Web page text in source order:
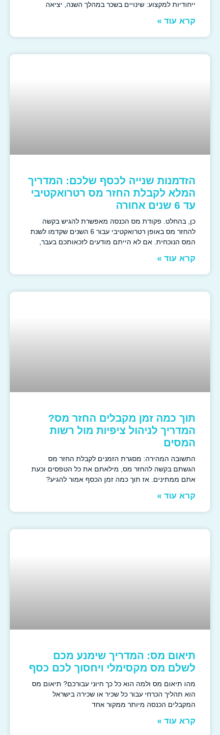
ייחודיות למקצוע: שינויים בשכר במהלך השנה, יציאה
קרא עוד »
הזדמנות שנייה לכסף שלכם: המדריך
המלא לקבלת החזר מס רטרואקטיבי
כן, בהחלט. פקודת מס הכנסה מאפשרת להגיש בקשה
להחזר מס באופן רטרואקטיבי עבור 6 השנים שקדמו לשנת
המס הנוכחית. אם לא הייתם מודעים לזכאותכם בעבר,
קרא עוד »
תוך כמה זמן מקבלים החזר מס?
המדריך לניהול ציפיות מול רשות
המסים
התשובה המהירה: מסגרת הזמנים לקבלת החזר מס
הגשתם בקשה להחזר מס, מילאתם את כל הטפסים וכעת
אתם ממתינים. אז תוך כמה זמן הכסף אמור להגיע?
קרא עוד »
תיאום מס: המדריך שימנע מכם
לשלם מס מקסימלי ויחסוך לכם כסף
מהו תיאום מס ולמה הוא כל כך חיוני עבורכם? תיאום מס
הוא תהליך הכרחי עבור כל שכיר או שכירה בישראל
המקבלים הכנסה מיותר ממקור אחד
קרא עוד »